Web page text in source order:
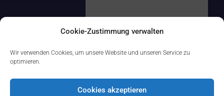
Cookie-Zustimmung verwalten
Wir verwenden Cookies, um unsere Website und unseren Service zu
optimieren.
Cookies akzeptieren